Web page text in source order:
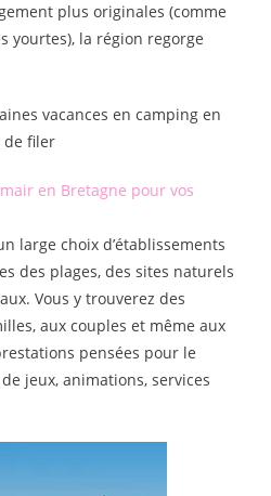
plus originales (comme
yourtes), la région regorge
vacances en camping en
de filer
en Bretagne pour vos
large choix d’établissements
des plages, des sites naturels
Vous y trouverez des
aux couples et même aux
pensées pour le
jeux, animations, services